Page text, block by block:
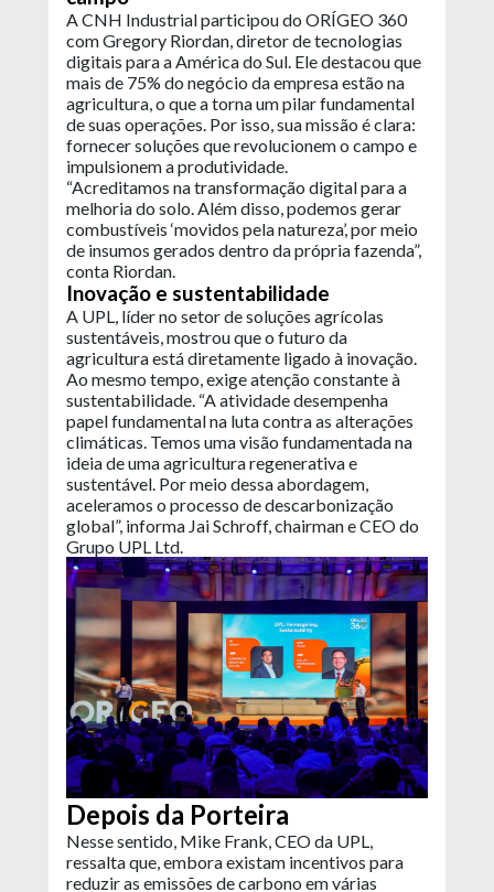
A CNH Industrial participou do ORÍGEO 360
com Gregory Riordan, diretor de tecnologias
digitais para a América do Sul. Ele destacou que
mais de 75% do negócio da empresa estão na
agricultura, o que a torna um pilar fundamental
de suas operações. Por isso, sua missão é clara:
fornecer soluções que revolucionem o campo e
impulsionem a produtividade.
“Acreditamos na transformação digital para a
melhoria do solo. Além disso, podemos gerar
combustíveis ‘movidos pela natureza’, por meio
de insumos gerados dentro da própria fazenda”,
conta Riordan.
Inovação e sustentabilidade
A UPL, líder no setor de soluções agrícolas
sustentáveis, mostrou que o futuro da
agricultura está diretamente ligado à inovação.
Ao mesmo tempo, exige atenção constante à
sustentabilidade. “A atividade desempenha
papel fundamental na luta contra as alterações
climáticas. Temos uma visão fundamentada na
ideia de uma agricultura regenerativa e
sustentável. Por meio dessa abordagem,
aceleramos o processo de descarbonização
global”, informa Jai Schroff, chairman e CEO do
Grupo UPL Ltd.
Depois da Porteira
Nesse sentido, Mike Frank, CEO da UPL,
ressalta que, embora existam incentivos para
reduzir as emissões de carbono em várias